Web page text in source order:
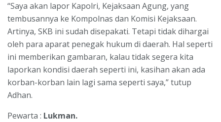
“Saya akan lapor Kapolri, Kejaksaan Agung, yang
tembusannya ke Kompolnas dan Komisi Kejaksaan.
Artinya, SKB ini sudah disepakati. Tetapi tidak dihargai
oleh para aparat penegak hukum di daerah. Hal seperti
ini memberikan gambaran, kalau tidak segera kita
laporkan kondisi daerah seperti ini, kasihan akan ada
korban-korban lain lagi sama seperti saya,” tutup
Adhan.
Pewarta : Lukman.